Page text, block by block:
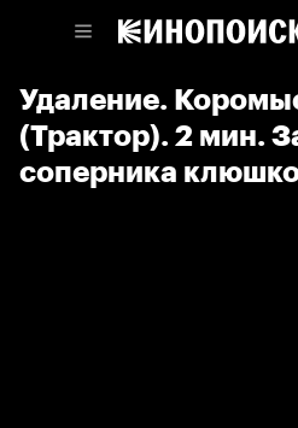
Удаление.
(Трактор). 2 мин.
соперника